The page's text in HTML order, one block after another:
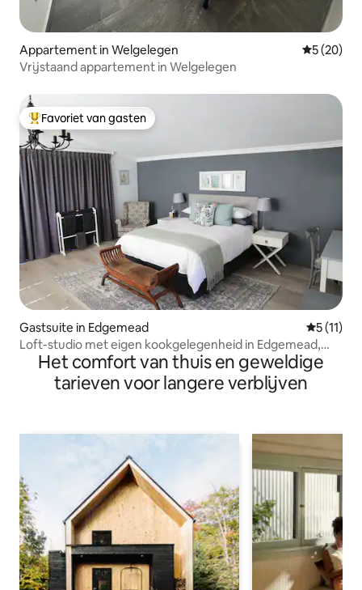
Appartement in Welgelegen
5 (20)
Vrijstaand appartement in Welgelegen
Topfavoriet van gasten
Favoriet van gasten
Gastsuite in Edgemead
5 (11)
Loft-studio met eigen kookgelegenheid in Edgemead,
Kaapstad
Het comfort van thuis en geweldige
tarieven voor langere verblijven